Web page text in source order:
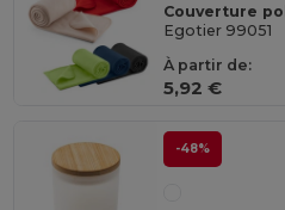
Couverture
Egotier 99051
À partir de:
5,92 €
-48%